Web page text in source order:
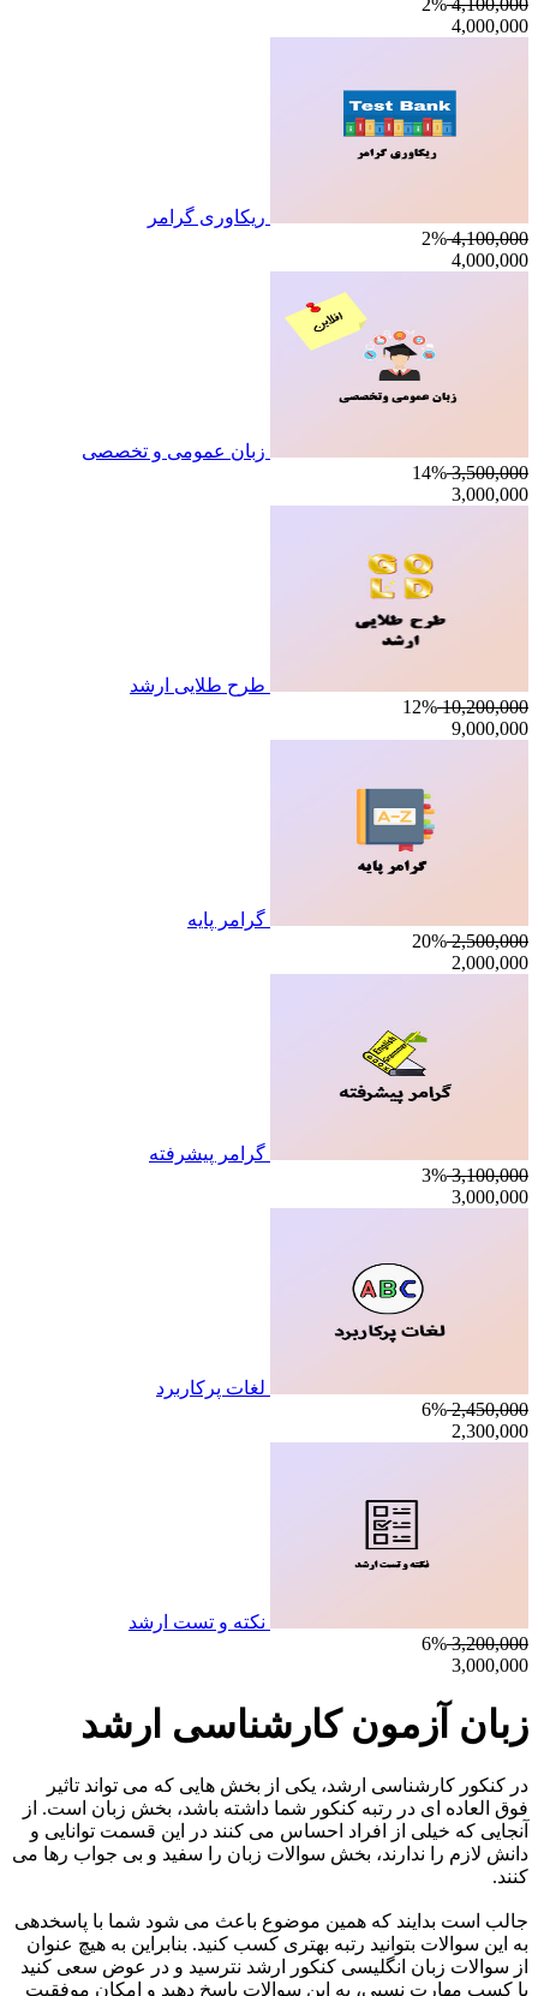
4,100,000
2%
4,000,000
ریکاوری گرامر
4,100,000
2%
4,000,000
زبان عمومی و تخصصی
3,500,000
14%
3,000,000
طرح طلایی ارشد
10,200,000
12%
9,000,000
گرامر پایه
2,500,000
20%
2,000,000
گرامر پیشرفته
3,100,000
3%
3,000,000
لغات پرکاربرد
2,450,000
6%
2,300,000
نکته و تست ارشد
3,200,000
6%
3,000,000
زبان آزمون کارشناسی ارشد
در کنکور کارشناسی ارشد، یکی از بخش هایی که می تواند تاثیر
فوق العاده ای در رتبه کنکور شما داشته باشد، بخش زبان است. از
آنجایی که خیلی از افراد احساس می کنند در این قسمت توانایی و
دانش لازم را ندارند، بخش سوالات زبان را سفید و بی جواب رها می
کنند.
جالب است بدایند که همین موضوع باعث می شود شما با پاسخدهی
به این سوالات بتوانید رتبه بهتری کسب کنید. بنابراین به هیچ عنوان
از سوالات زبان انگلیسی کنکور ارشد نترسید و در عوض سعی کنید
با کسب مهارت نسبی، به این سوالات پاسخ دهید و امکان موفقیت